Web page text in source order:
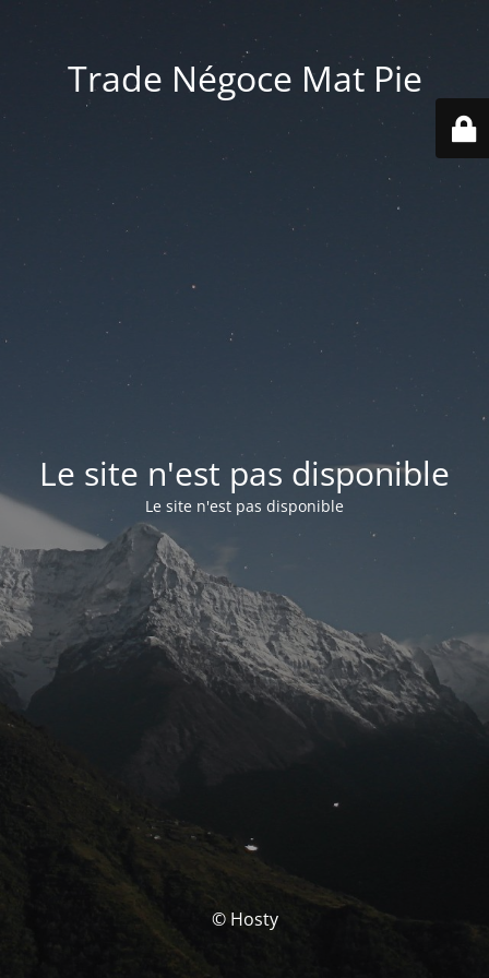
Trade Négoce Mat Pie
Le site n'est pas disponible
Le site n'est pas disponible
© Hosty